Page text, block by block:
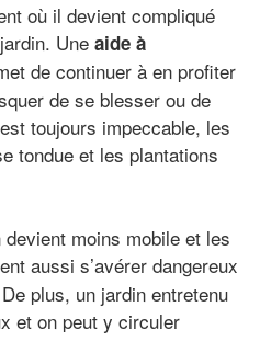
où il devient compliqué
Une aide à
de continuer à en profiter
de se blesser ou de
toujours impeccable, les
tondue et les plantations
moins mobile et les
aussi s’avérer dangereux
plus, un jardin entretenu
et on peut y circuler